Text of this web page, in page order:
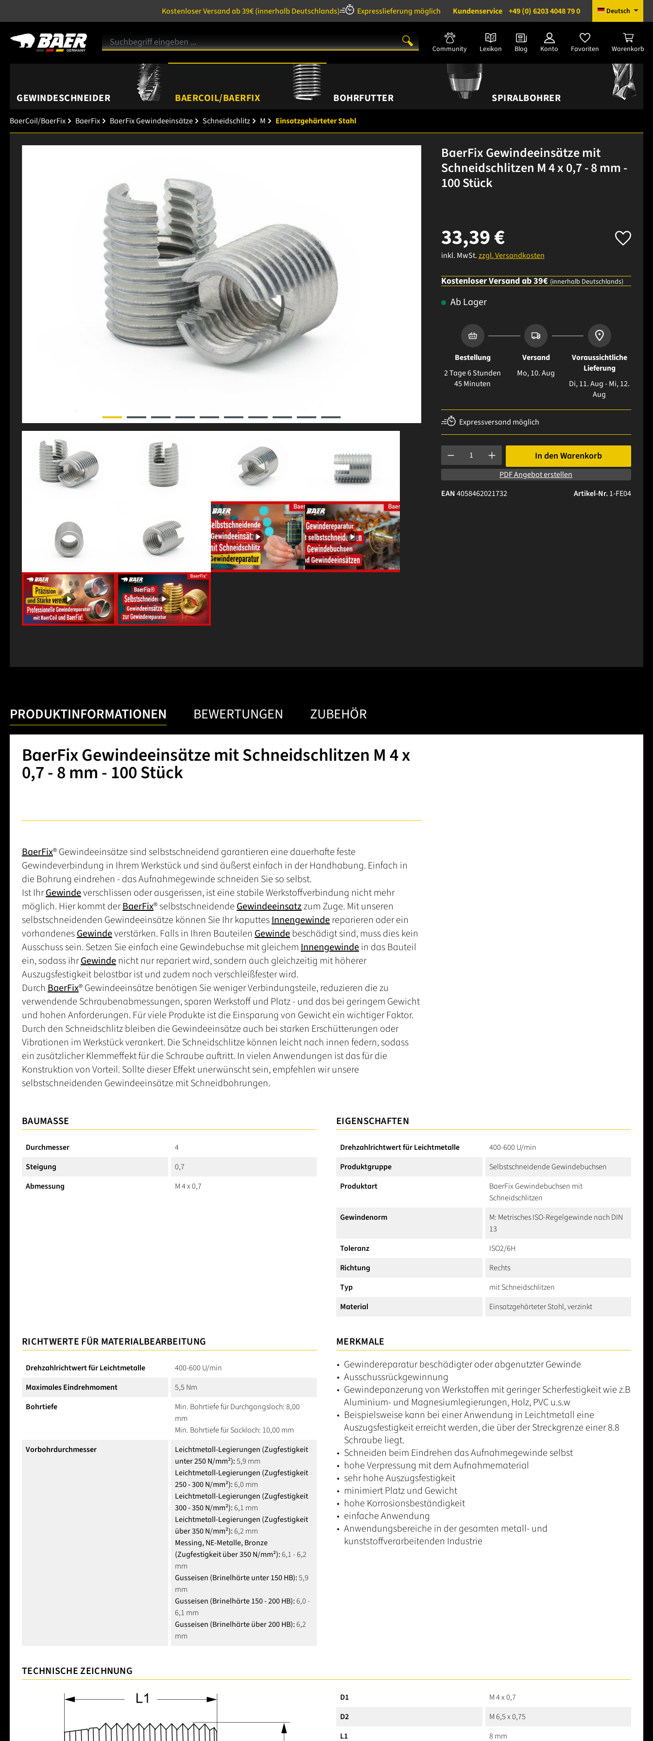
Kostenloser Versand ab 39€(innerhalb Deutschlands) Expresslieferung möglich Kundenservice +49 (0) 6203 4048 79 0 Deutsch
Community Lexikon Blog Konto Favoriten Warenkorb
GEWINDESCHNEIDER BAERCOIL/BAERFIX BOHRFUTTER SPIRALBOHRER
BaerCoil/BaerFix BaerFix BaerFix Gewindeeinsätze Schneidschlitz M Einsatzgehärteter Stahl
BaerFix Gewindeeinsätze mit
Schneidschlitzen M 4 x 0,7 - 8 mm -
100 Stück
33,39 €
inkl. MwSt.zzgl. Versandkosten
Kostenloser Versand ab 39€ (innerhalb Deutschlands)
Ab Lager
Bestellung
2 Tage 6 Stunden
45 Minuten
Versand
Mo, 10. Aug
Voraussichtliche
Lieferung
Di, 11. Aug - Mi, 12.
Aug
Expressversand möglich
Produkt Anzahl: Gib den gewünschten Wert ein oder benutze
In den Warenkorb
PDF Angebot erstellen
Artikel-Nr.1-FE04
EAN4058462021732
PRODUKTINFORMATIONEN BEWERTUNGEN ZUBEHÖR
BaerFix Gewindeeinsätze mit Schneidschlitzen M 4 x
0,7 - 8 mm - 100 Stück
BaerFix® Gewindeeinsätze sind selbstschneidend garantieren eine dauerhafte feste
Gewindeverbindung in Ihrem Werkstück und sind äußerst einfach in der Handhabung. Einfach in
die Bohrung eindrehen - das Aufnahmegewinde schneiden Sie so selbst.
Ist IhrGewindeverschlissen oder ausgerissen, ist eine stabile Werkstoffverbindung nicht mehr
möglich. Hier kommt derBaerFix® selbstschneidendeGewindeeinsatzzum Zuge. Mit unseren
selbstschneidenden Gewindeeinsätze können Sie Ihr kaputtesInnengewindereparieren oder ein
vorhandenesGewindeverstärken. Falls in Ihren Bauteilen Gewindebeschädigt sind, muss dies kein
Ausschuss sein. Setzen Sie einfach eine Gewindebuchse mit gleichemInnengewindein das Bauteil
ein, sodass ihrGewindenicht nur repariert wird, sondern auch gleichzeitig mit höherer
Auszugsfestigkeit belastbar ist und zudem noch verschleißfester wird.
Durch BaerFix® Gewindeeinsätze benötigen Sie weniger Verbindungsteile, reduzieren die zu
verwendende Schraubenabmessungen, sparen Werkstoff und Platz - und das bei geringem Gewicht
und hohen Anforderungen. Für viele Produkte ist die Einsparung von Gewicht ein wichtiger Faktor.
Durch den Schneidschlitz bleiben die Gewindeeinsätze auch bei starken Erschütterungen oder
Vibrationen im Werkstück verankert. Die Schneidschlitze können leicht nach innen federn, sodass
ein zusätzlicher Klemmeffekt für die Schraube auftritt. In vielen Anwendungen ist das für die
Konstruktion von Vorteil. Sollte dieser Effekt unerwünscht sein, empfehlen wir unsere
selbstschneidenden Gewindeeinsätze mit Schneidbohrungen.
BAUMASSE
Durchmesser
4
Steigung
0,7
Abmessung
M 4 x 0,7
EIGENSCHAFTEN
Drehzahlrichtwert für Leichtmetalle
400-600 U/min
Produktgruppe
Selbstschneidende Gewindebuchsen
Produktart
BaerFix Gewindebuchsen mit
Schneidschlitzen
Gewindenorm
M: Metrisches ISO-Regelgewinde nach DIN
13
Toleranz
ISO2/6H
Richtung
Rechts
Typ
mit Schneidschlitzen
Material
Einsatzgehärteter Stahl, verzinkt
RICHTWERTE FÜR MATERIALBEARBEITUNG
Drehzahlrichtwert für Leichtmetalle
400-600 U/min
Maximales Eindrehmoment
5,5 Nm
Bohrtiefe
Min. Bohrtiefe für Durchgangsloch: 8,00
mm
Min. Bohrtiefe für Sackloch: 10,00 mm
Vorbohrdurchmesser
Leichtmetall-Legierungen (Zugfestigkeit
unter 250 N/mm²):5,9 mm
Leichtmetall-Legierungen (Zugfestigkeit
250 - 300 N/mm²):6,0 mm
Leichtmetall-Legierungen (Zugfestigkeit
300 - 350 N/mm²):6,1 mm
Leichtmetall-Legierungen (Zugfestigkeit
über 350 N/mm²):6,2 mm
Messing, NE-Metalle, Bronze
(Zugfestigkeit über 350 N/mm²):6,1 - 6,2
mm
Gusseisen (Brinelhärte unter 150 HB):5,9
mm
Gusseisen (Brinelhärte 150 - 200 HB):6,0 -
6,1 mm
Gusseisen (Brinelhärte über 200 HB):6,2
mm
MERKMALE
Gewindereparatur beschädigter oder abgenutzter Gewinde
Ausschussrückgewinnung
Gewindepanzerung von Werkstoffen mit geringer Scherfestigkeit wie z.B
Aluminium- und Magnesiumlegierungen, Holz, PVC u.s.w
Beispielsweise kann bei einer Anwendung in Leichtmetall eine
Auszugsfestigkeit erreicht werden, die über der Streckgrenze einer 8.8
Schraube liegt.
Schneiden beim Eindrehen das Aufnahmegewinde selbst
hohe Verpressung mit dem Aufnahmematerial
sehr hohe Auszugsfestigkeit
minimiert Platz und Gewicht
hohe Korrosionsbeständigkeit
einfache Anwendung
Anwendungsbereiche in der gesamten metall- und
kunststoffverarbeitenden Industrie
TECHNISCHE ZEICHNUNG
D1
M 4 x 0,7
D2
M 6,5 x 0,75
L1
8 mm